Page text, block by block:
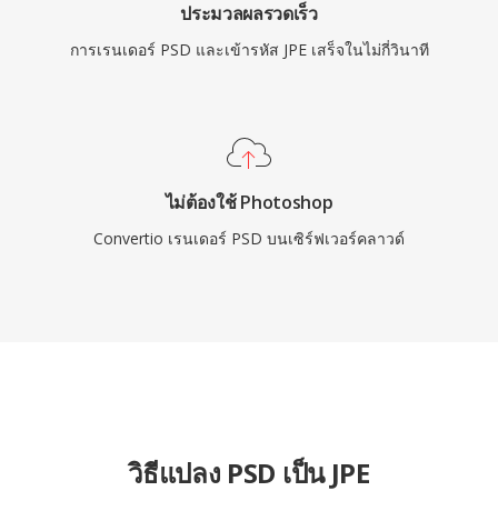
ประมวลผลรวดเร็ว
การเรนเดอร์ PSD และเข้ารหัส JPE เสร็จในไม่กี่วินาที
ไม่ต้องใช้ Photoshop
Convertio เรนเดอร์ PSD บนเซิร์ฟเวอร์คลาวด์
วิธีแปลง PSD เป็น JPE